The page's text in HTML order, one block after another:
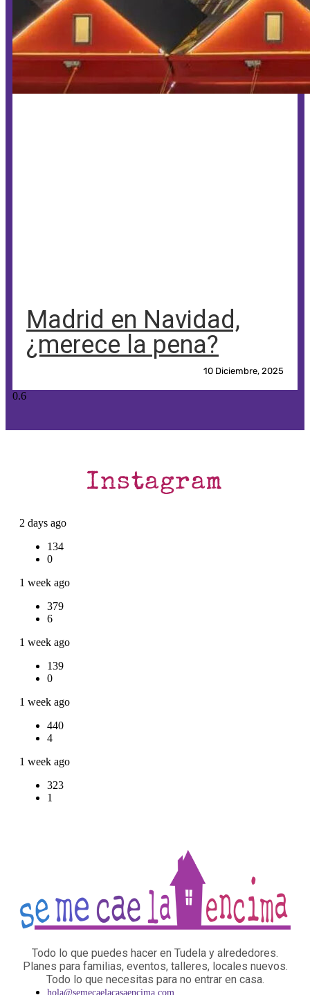
Madrid en Navidad,
¿merece la pena?
10 Diciembre, 2025
Instagram
2 days ago
134
0
1 week ago
379
6
1 week ago
139
0
1 week ago
440
4
1 week ago
323
1
Todo lo que puedes hacer en Tudela y alrededores.
Planes para familias, eventos, talleres, locales nuevos.
Todo lo que necesitas para no entrar en casa.
hola@semecaelacasaencima.com